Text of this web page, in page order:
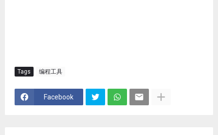
Tags 编程工具
Facebook